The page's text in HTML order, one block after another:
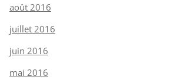
août 2016
juillet 2016
juin 2016
mai 2016